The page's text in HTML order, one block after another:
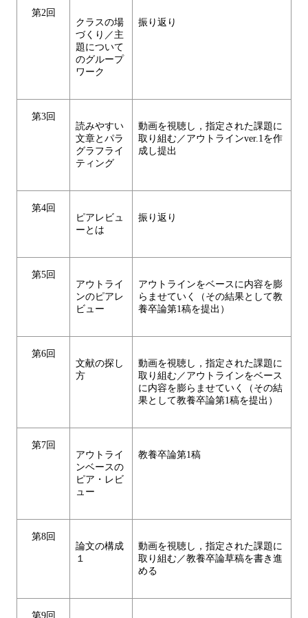
第2回
クラスの場
づくり／主
題について
のグループ
ワーク
振り返り
第3回
読みやすい
文章とパラ
グラフライ
ティング
動画を視聴し，指定された課題に
取り組む／アウトラインver.1を作
成し提出
第4回
ピアレビュ
ーとは
振り返り
第5回
アウトライ
ンのピアレ
ビュー
アウトラインをベースに内容を膨
らませていく（その結果として教
養卒論第1稿を提出）
第6回
文献の探し
方
動画を視聴し，指定された課題に
取り組む／アウトラインをベース
に内容を膨らませていく（その結
果として教養卒論第1稿を提出）
第7回
アウトライ
ンベースの
ピア・レビ
ュー
教養卒論第1稿
第8回
論文の構成
１
動画を視聴し，指定された課題に
取り組む／教養卒論草稿を書き進
める
第9回